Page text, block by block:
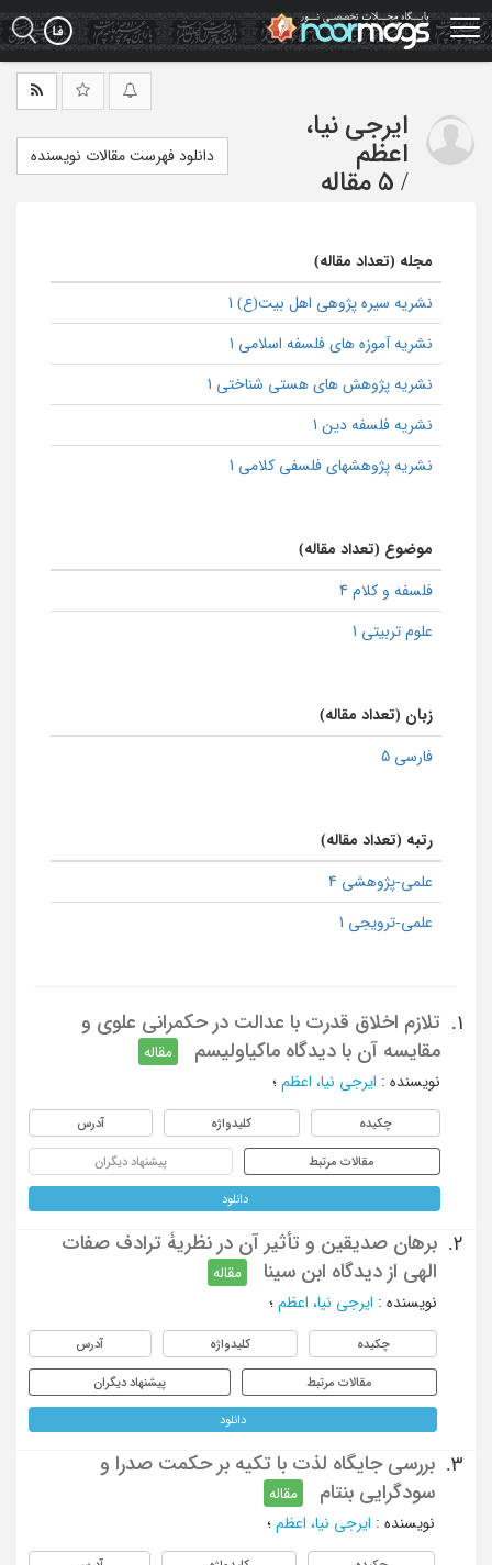
Skip
to
main
ایرجی نیا،
اعظم
/ 5 مقاله
دانلود فهرست مقالات نویسنده
مجله (تعداد مقاله)
نشریه سیره پژوهی اهل بیت(ع) 1
نشریه آموزه های فلسفه اسلامی 1
نشریه پژوهش های هستی شناختی 1
نشریه فلسفه دین 1
نشریه پژوهشهای فلسفی کلامی 1
موضوع (تعداد مقاله)
فلسفه و کلام 4
علوم تربیتی 1
زبان (تعداد مقاله)
فارسی 5
رتبه (تعداد مقاله)
علمی-پژوهشی 4
علمی-ترویجی 1
1.
تلازم اخلاق قدرت با عدالت در حکمرانی علوی و
مقایسه آن با دیدگاه ماکیاولیسم
مقاله
نویسنده : ایرجی نیا، اعظم ؛
چکیده کلیدواژه آدرس
مقالات مرتبط پیشنهاد دیگران
دانلود
2.
برهان صدیقین و تأثیر آن در نظریۀ ترادف صفات
الهی از دیدگاه ابن سینا
مقاله
نویسنده : ایرجی نیا، اعظم ؛
چکیده کلیدواژه آدرس
مقالات مرتبط پیشنهاد دیگران
دانلود
3.
بررسی جایگاه لذت با تکیه بر حکمت صدرا و
سودگرایی بنتام
مقاله
نویسنده : ایرجی نیا، اعظم ؛